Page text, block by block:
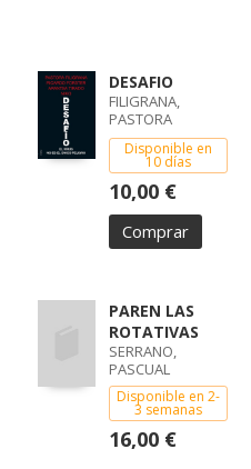
DESAFIO
FILIGRANA,
PASTORA
TIRADO, ARANTXA
FOSTER, RICARDO
Disponible en
10 días
10,00 €
Comprar
PAREN LAS
ROTATIVAS
SERRANO,
PASCUAL
Disponible en 2-
3 semanas
16,00 €